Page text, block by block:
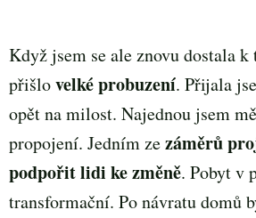
Když jsem se ale znovu dostala
přišlovelké probuzení. Přijala
opět na milost. Najednou jsem
propojení. Jedním zezáměrů
podpořit lidi ke změně. Pobyt v
transformační. Po návratu domů